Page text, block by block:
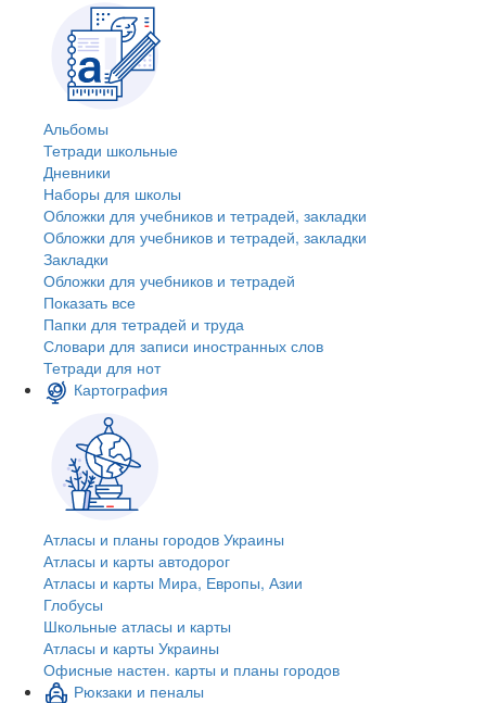
Альбомы
Тетради школьные
Дневники
Наборы для школы
Обложки для учебников и тетрадей, закладки
Обложки для учебников и тетрадей, закладки
Закладки
Обложки для учебников и тетрадей
Показать все
Папки для тетрадей и труда
Словари для записи иностранных слов
Тетради для нот
Картография
Атласы и планы городов Украины
Атласы и карты автодорог
Атласы и карты Мира, Европы, Азии
Глобусы
Школьные атласы и карты
Атласы и карты Украины
Офисные настен. карты и планы городов
Рюкзаки и пеналы